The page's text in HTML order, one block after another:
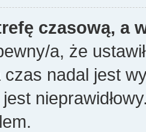
czasową, a
a, że
czas nadal jest